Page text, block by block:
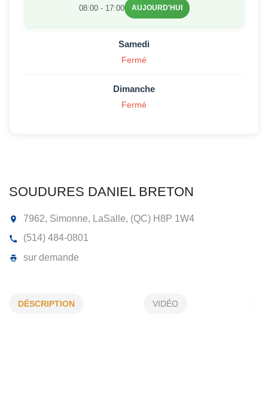
7962, Simonne, LaSalle, (QC) H8P 1W4
DÉSCRIPTION VIDÉO
08:00 - 17:00 AUJOURD'HUI
Samedi
Fermé
Dimanche
Fermé